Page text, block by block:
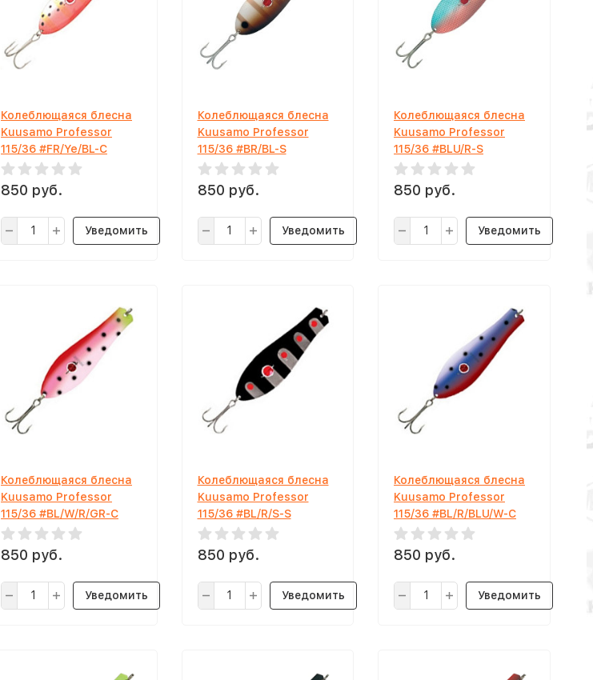
Колеблющаяся блесна
Kuusamo Professor
115/36 #FR/Ye/BL-C
850 руб.
Уведомить
Колеблющаяся блесна
Kuusamo Professor
115/36 #BR/BL-S
850 руб.
Уведомить
Колеблющаяся блесна
Kuusamo Professor
115/36 #BLU/R-S
850 руб.
Уведомить
Колеблющаяся блесна
Kuusamo Professor
115/36 #BL/W/R/GR-C
850 руб.
Уведомить
Колеблющаяся блесна
Kuusamo Professor
115/36 #BL/R/S-S
850 руб.
Уведомить
Колеблющаяся блесна
Kuusamo Professor
115/36 #BL/R/BLU/W-C
850 руб.
Уведомить